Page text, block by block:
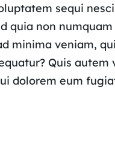
sequi
quia non
minima veniam,
Quis
dolorem eum